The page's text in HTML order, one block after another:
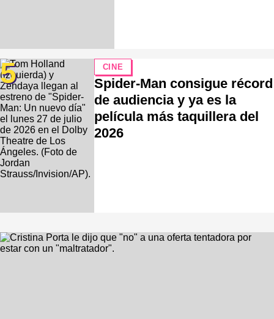
5 CINE
Spider-Man consigue récord
de audiencia y ya es la
película más taquillera del
2026